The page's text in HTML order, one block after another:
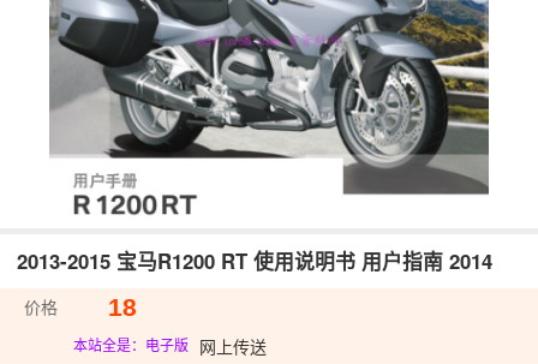
2013-2015 宝马R1200 RT 使用说明书 用户指南 2014
价格 18
本站全是：电子版 网上传送